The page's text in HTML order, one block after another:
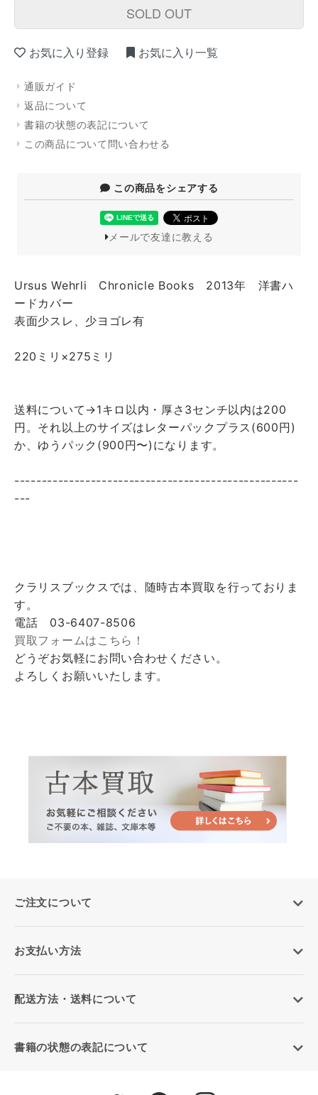
SOLD OUT
お気に入り登録 お気に入り一覧
通販ガイド
返品について
書籍の状態の表記について
この商品について問い合わせる
この商品をシェアする
メールで友達に教える
Ursus Wehrli Chronicle Books 2013年 洋書ハ
ードカバー
表面少スレ、少ヨゴレ有
220ミリ×275ミリ
送料について→1キロ以内・厚さ3センチ以内は200
円。それ以上のサイズはレターパックプラス(600円)
か、ゆうパック(900円〜)になります。
----------------------------------------------------
---
クラリスブックスでは、随時古本買取を行っておりま
す。
電話 03-6407-8506
買取フォームはこちら！
どうぞお気軽にお問い合わせください。
よろしくお願いいたします。
ご注文について
お支払い方法
配送方法・送料について
書籍の状態の表記について